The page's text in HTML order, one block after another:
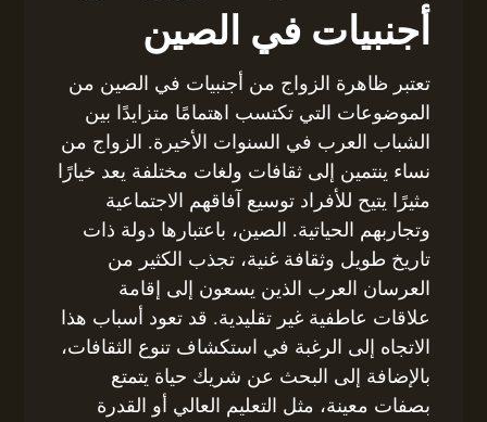
أجنبيات في الصين
تعتبر ظاهرة الزواج من أجنبيات في الصين من
الموضوعات التي تكتسب اهتمامًا متزايدًا بين
الشباب العرب في السنوات الأخيرة. الزواج من
نساء ينتمين إلى ثقافات ولغات مختلفة يعد خيارًا
مثيرًا يتيح للأفراد توسيع آفاقهم الاجتماعية
وتجاربهم الحياتية. الصين، باعتبارها دولة ذات
تاريخ طويل وثقافة غنية، تجذب الكثير من
العرسان العرب الذين يسعون إلى إقامة
علاقات عاطفية غير تقليدية. قد تعود أسباب هذا
الاتجاه إلى الرغبة في استكشاف تنوع الثقافات،
بالإضافة إلى البحث عن شريك حياة يتمتع
بصفات معينة، مثل التعليم العالي أو القدرة